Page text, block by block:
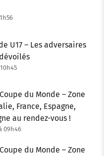
U17 – Les adversaires
du Monde – Zone
France, Espagne,
au rendez-vous !
09h46
du Monde – Zone